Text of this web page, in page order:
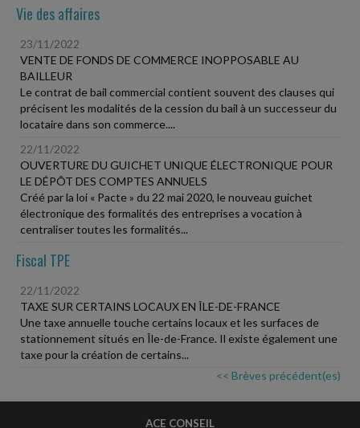
Vie des affaires
23/11/2022
VENTE DE FONDS DE COMMERCE INOPPOSABLE AU
BAILLEUR
Le contrat de bail commercial contient souvent des clauses qui
précisent les modalités de la cession du bail à un successeur du
locataire dans son commerce....
22/11/2022
OUVERTURE DU GUICHET UNIQUE ÉLECTRONIQUE POUR
LE DÉPÔT DES COMPTES ANNUELS
Créé par la loi « Pacte » du 22 mai 2020, le nouveau guichet
électronique des formalités des entreprises a vocation à
centraliser toutes les formalités...
Fiscal TPE
22/11/2022
TAXE SUR CERTAINS LOCAUX EN ÎLE-DE-FRANCE
Une taxe annuelle touche certains locaux et les surfaces de
stationnement situés en Île-de-France. Il existe également une
taxe pour la création de certains...
<< Brèves précédent(es)
ACE CONSEIL